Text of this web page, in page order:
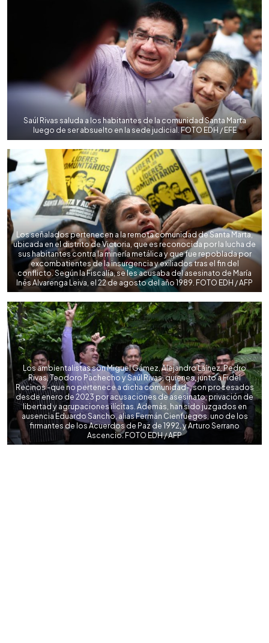
Saúl Rivas saluda a los habitantes de la comunidad Santa Marta
luego de ser absuelto en la sede judicial. FOTO EDH / EFE
Los señalados pertenecen a la remota comunidad de Santa Marta,
ubicada en el distrito de Victoria, que es reconocida por la lucha de
sus habitantes contra la minería metálica y que fue repoblada por
excombatientes de la insurgencia y exiliados tras el fin del
conflicto. Según la Fiscalía, se les acusaba del asesinato de María
Inés Alvarenga Leiva, el 22 de agosto del año 1989. FOTO EDH / AFP
Los ambientalistas son Miguel Gámez, Alejandro Laínez, Pedro
Rivas, Teodoro Pachecho y Saúl Rivas, quienes, junto a Fidel
Recinos -que no pertenece a dicha comunidad-, son procesados
desde enero de 2023 por acusaciones de asesinato, privación de
libertad y agrupaciones ilícitas. Además, han sido juzgados en
ausencia Eduardo Sancho, alias Fermán Cienfuegos, uno de los
firmantes de los Acuerdos de Paz de 1992, y Arturo Serrano
Ascencio. FOTO EDH / AFP